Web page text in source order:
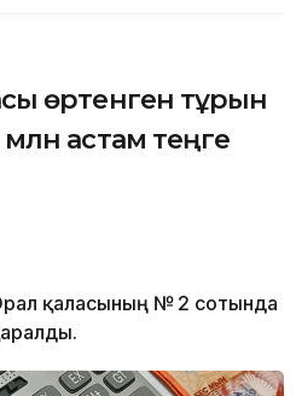
өртенген тұрғын
астам теңге
қаласының № 2 сотында